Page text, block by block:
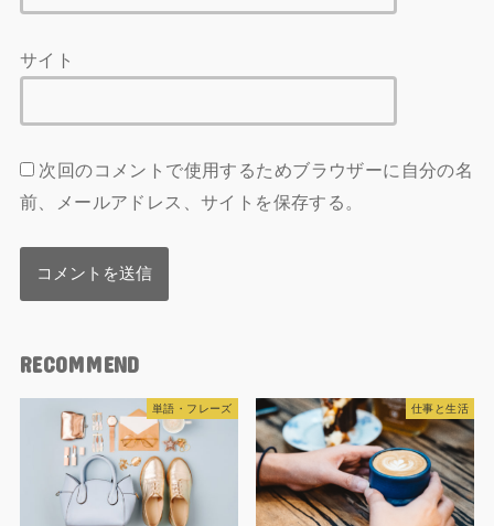
サイト
次回のコメントで使用するためブラウザーに自分の名
前、メールアドレス、サイトを保存する。
RECOMMEND
単語・フレーズ 仕事と生活